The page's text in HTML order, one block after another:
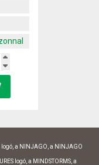
logó, a NINJAGO, a NINJAGO
logó, a MINDSTORMS, a